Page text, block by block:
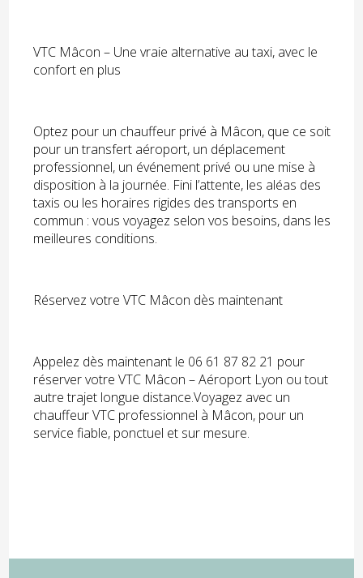
VTC Mâcon – Une vraie alternative au taxi, avec le
confort en plus
Optez pour un chauffeur privé à Mâcon, que ce soit
pour un transfert aéroport, un déplacement
professionnel, un événement privé ou une mise à
disposition à la journée. Fini l’attente, les aléas des
taxis ou les horaires rigides des transports en
commun : vous voyagez selon vos besoins, dans les
meilleures conditions.
Réservez votre VTC Mâcon dès maintenant
Appelez dès maintenant le 06 61 87 82 21 pour
réserver votre VTC Mâcon – Aéroport Lyon ou tout
autre trajet longue distance.Voyagez avec un
chauffeur VTC professionnel à Mâcon, pour un
service fiable, ponctuel et sur mesure.